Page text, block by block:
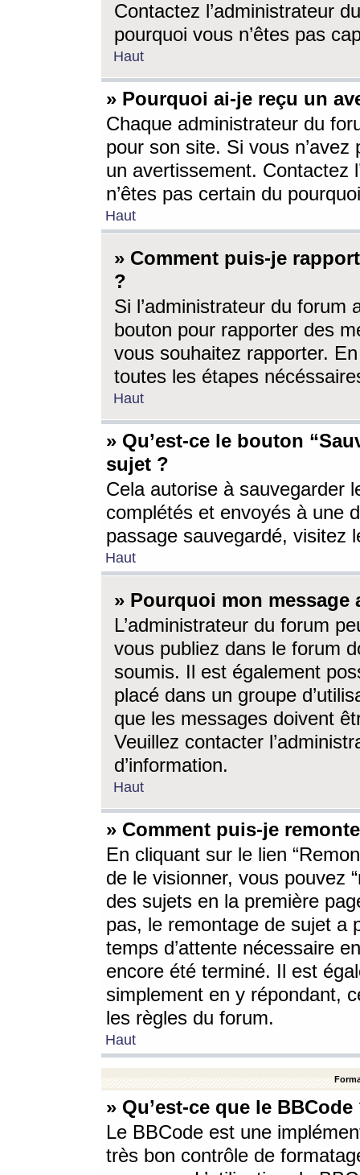
Contactez l’administrateur
pourquoi vous n’êtes pas
Haut
» Pourquoi ai-je reçu un
Chaque administrateur du
pour son site. Si vous
un avertissement. Contactez
n’êtes pas certain du
Haut
» Comment puis-je
?
Si l’administrateur du forum
bouton pour rapporter des
vous souhaitez rapporter.
toutes les étapes
Haut
» Qu’est-ce le bouton
sujet ?
Cela autorise à sauvegarder
complétés et envoyés à une
passage sauvegardé, visitez
Haut
» Pourquoi mon message
L’administrateur du forum
vous publiez dans le forum
soumis. Il est également
placé dans un groupe
que les messages doivent
Veuillez contacter
d’information.
Haut
» Comment puis-je
En cliquant sur le lien
de le visionner, vous pouvez
des sujets en la première
pas, le remontage de sujet a
temps d’attente nécessaire
encore été terminé. Il est
simplement en y répondant,
les règles du forum.
Haut
» Qu’est-ce que le BBCode
Le BBCode est une
très bon contrôle de